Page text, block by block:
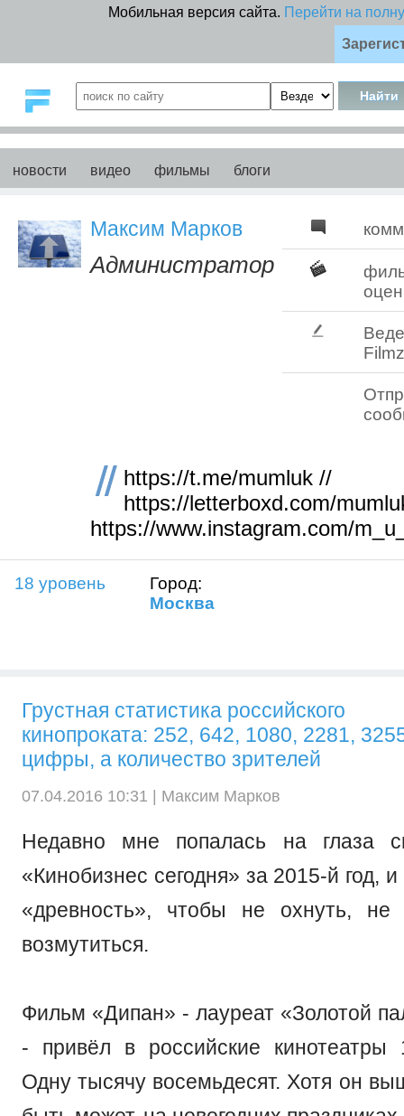
Мобильная версия сайта. Перейти на
новости видео фильмы блоги
Максим Марков
Администратор
https://t.me/mumluk //
https://letterboxd.com/
https://www.instagram.com/
18 уровень
Город:
Москва
Грустная статистика российского
кинопроката: 252, 642, 1080, 2281,
цифры, а количество зрителей
07.04.2016 10:31 | Максим Марков
Недавно мне попалась на глаза
«Кинобизнес сегодня» за 2015-й год,
«древность», чтобы не охнуть, не
возмутиться.
Фильм «Дипан» - лауреат «Золотой
- привёл в российские кинотеатры
Одну тысячу восемьдесят. Хотя он